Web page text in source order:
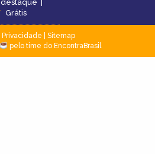
destaque
Grátis
Privacidade
Sitemap
pelo time do EncontraBrasil